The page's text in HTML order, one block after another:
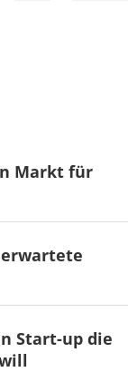
Markt für
Start-up die